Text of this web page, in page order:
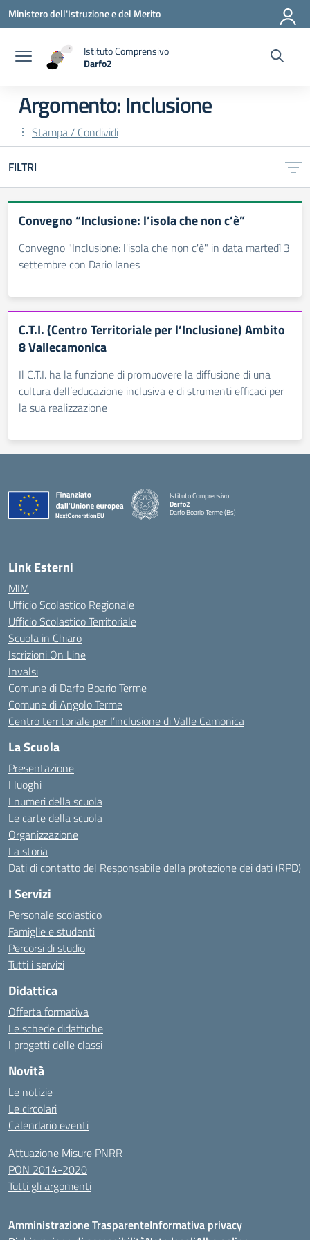
Vai ai contenuti
Vai al menu di navigazione
Vai al footer
Ministero dell'Istruzione e del Merito
Istituto Comprensivo
Darfo2
Argomento: Inclusione
Stampa / Condividi
FILTRI
Convegno “Inclusione: l’isola che non c’è”
Convegno "Inclusione: l'isola che non c'è" in data martedì 3
settembre con Dario Ianes
C.T.I. (Centro Territoriale per l’Inclusione) Ambito
8 Vallecamonica
Il C.T.I. ha la funzione di promuovere la diffusione di una
cultura dell’educazione inclusiva e di strumenti efficaci per
la sua realizzazione
Istituto Comprensivo
Darfo2
Darfo Boario Terme (Bs)
Link Esterni
MIM
Ufficio Scolastico Regionale
Ufficio Scolastico Territoriale
Scuola in Chiaro
Iscrizioni On Line
Invalsi
Comune di Darfo Boario Terme
Comune di Angolo Terme
Centro territoriale per l’inclusione di Valle Camonica
La Scuola
Presentazione
I luoghi
I numeri della scuola
Le carte della scuola
Organizzazione
La storia
Dati di contatto del Responsabile della protezione dei dati (RPD)
I Servizi
Personale scolastico
Famiglie e studenti
Percorsi di studio
Tutti i servizi
Didattica
Offerta formativa
Le schede didattiche
I progetti delle classi
Novità
Le notizie
Le circolari
Calendario eventi
Attuazione Misure PNRR
PON 2014-2020
Tutti gli argomenti
Amministrazione TrasparenteInformativa privacy